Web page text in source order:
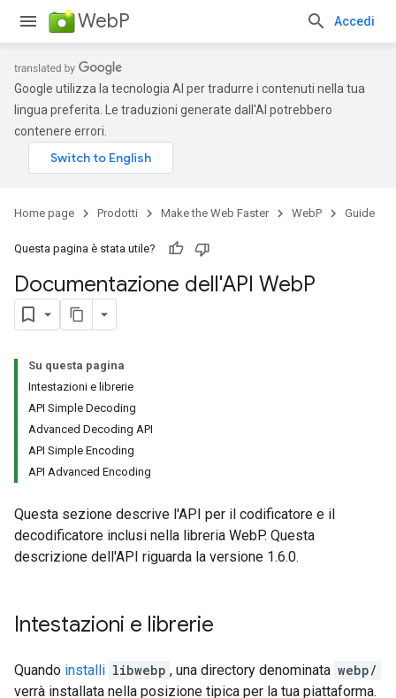
WebP Accedi
Google utilizza la tecnologia AI per tradurre i contenuti nella tua
lingua preferita. Le traduzioni generate dall'AI potrebbero
contenere errori.
Home page Prodotti Make the Web Faster WebP Guide
Questa pagina è stata utile?
Documentazione dell'API WebP
Su questa pagina
Intestazioni e librerie
API Simple Decoding
Advanced Decoding API
API Simple Encoding
API Advanced Encoding
Questa sezione descrive l'API per il codificatore e il
decodificatore inclusi nella libreria WebP. Questa
descrizione dell'API riguarda la versione 1.6.0.
Intestazioni e librerie
Quando installi libwebp , una directory denominata webp/
verrà installata nella posizione tipica per la tua piattaforma.